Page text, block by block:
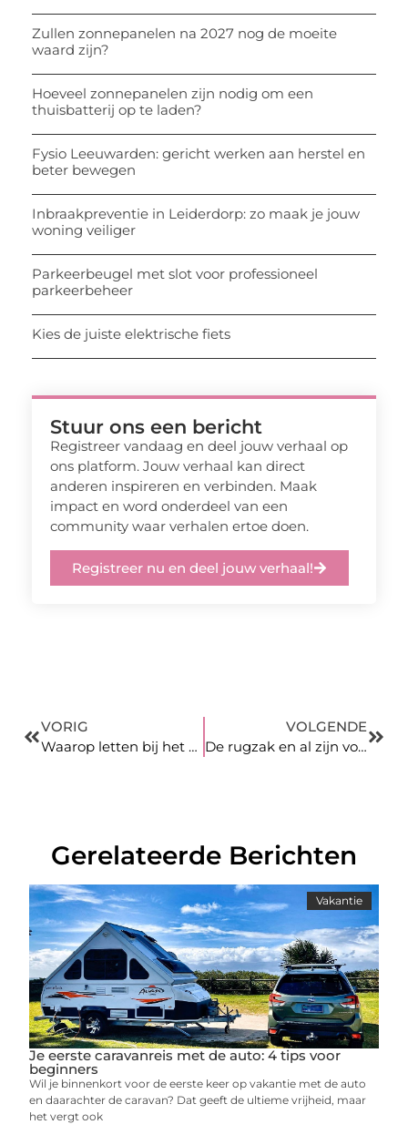
Zullen zonnepanelen na 2027 nog de moeite
waard zijn?
Hoeveel zonnepanelen zijn nodig om een
thuisbatterij op te laden?
Fysio Leeuwarden: gericht werken aan herstel en
beter bewegen
Inbraakpreventie in Leiderdorp: zo maak je jouw
woning veiliger
Parkeerbeugel met slot voor professioneel
parkeerbeheer
Kies de juiste elektrische fiets
Stuur ons een bericht
Registreer vandaag en deel jouw verhaal op
ons platform. Jouw verhaal kan direct
anderen inspireren en verbinden. Maak
impact en word onderdeel van een
community waar verhalen ertoe doen.
Registreer nu en deel jouw verhaal!
VORIG
Waarop letten bij het kopen van een laadpaal?
VOLGENDE
De rugzak en al zijn voordelen
Gerelateerde Berichten
Vakantie
Je eerste caravanreis met de auto: 4 tips voor
beginners
Wil je binnenkort voor de eerste keer op vakantie met de auto
en daarachter de caravan? Dat geeft de ultieme vrijheid, maar
het vergt ook